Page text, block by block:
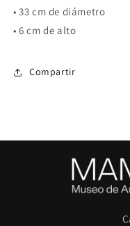
• 33 cm de diámetro
• 6 cm de alto
Compartir